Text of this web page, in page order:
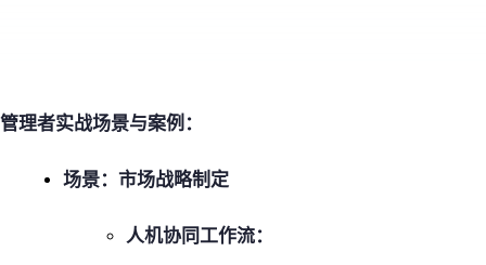
管理者实战场景与案例：
场景：市场战略制定
人机协同工作流：